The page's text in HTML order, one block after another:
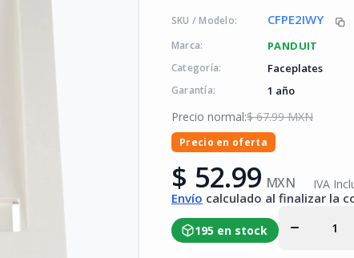
SKU / Modelo: CFPE2IWY
Marca: PANDUIT
Categoría: Faceplates
Garantía: 1 año
Precio normal:$ 67.99 MXN
Precio en oferta
$ 52.99 MXN IVA
Envío calculado al finalizar la
Disminuir
Vertical
Ejecutiva
195 en stock